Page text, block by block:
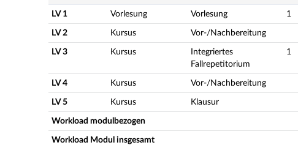
LV 1 Vorlesung Vorlesung 1
LV 2 Kursus Vor-/Nachbereitung
LV 3 Kursus
Integriertes
Fallrepetitorium
1
LV 4 Kursus Vor-/Nachbereitung
LV 5 Kursus Klausur
Workload modulbezogen
Workload Modul insgesamt